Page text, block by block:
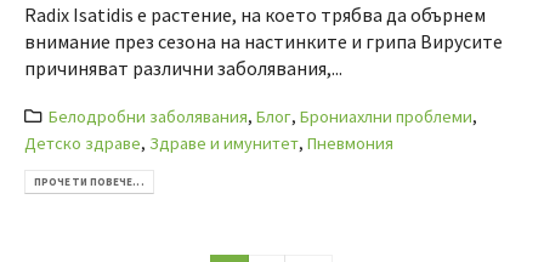
Radix Isatidis е растение, на което трябва да обърнем
внимание през сезона на настинките и грипа Вирусите
причиняват различни заболявания,...
Белодробни заболявания,Блог,Брониахлни проблеми,
Детско здраве, Здраве и имунитет, Пневмония
ПРОЧЕТИ ПОВЕЧЕ...